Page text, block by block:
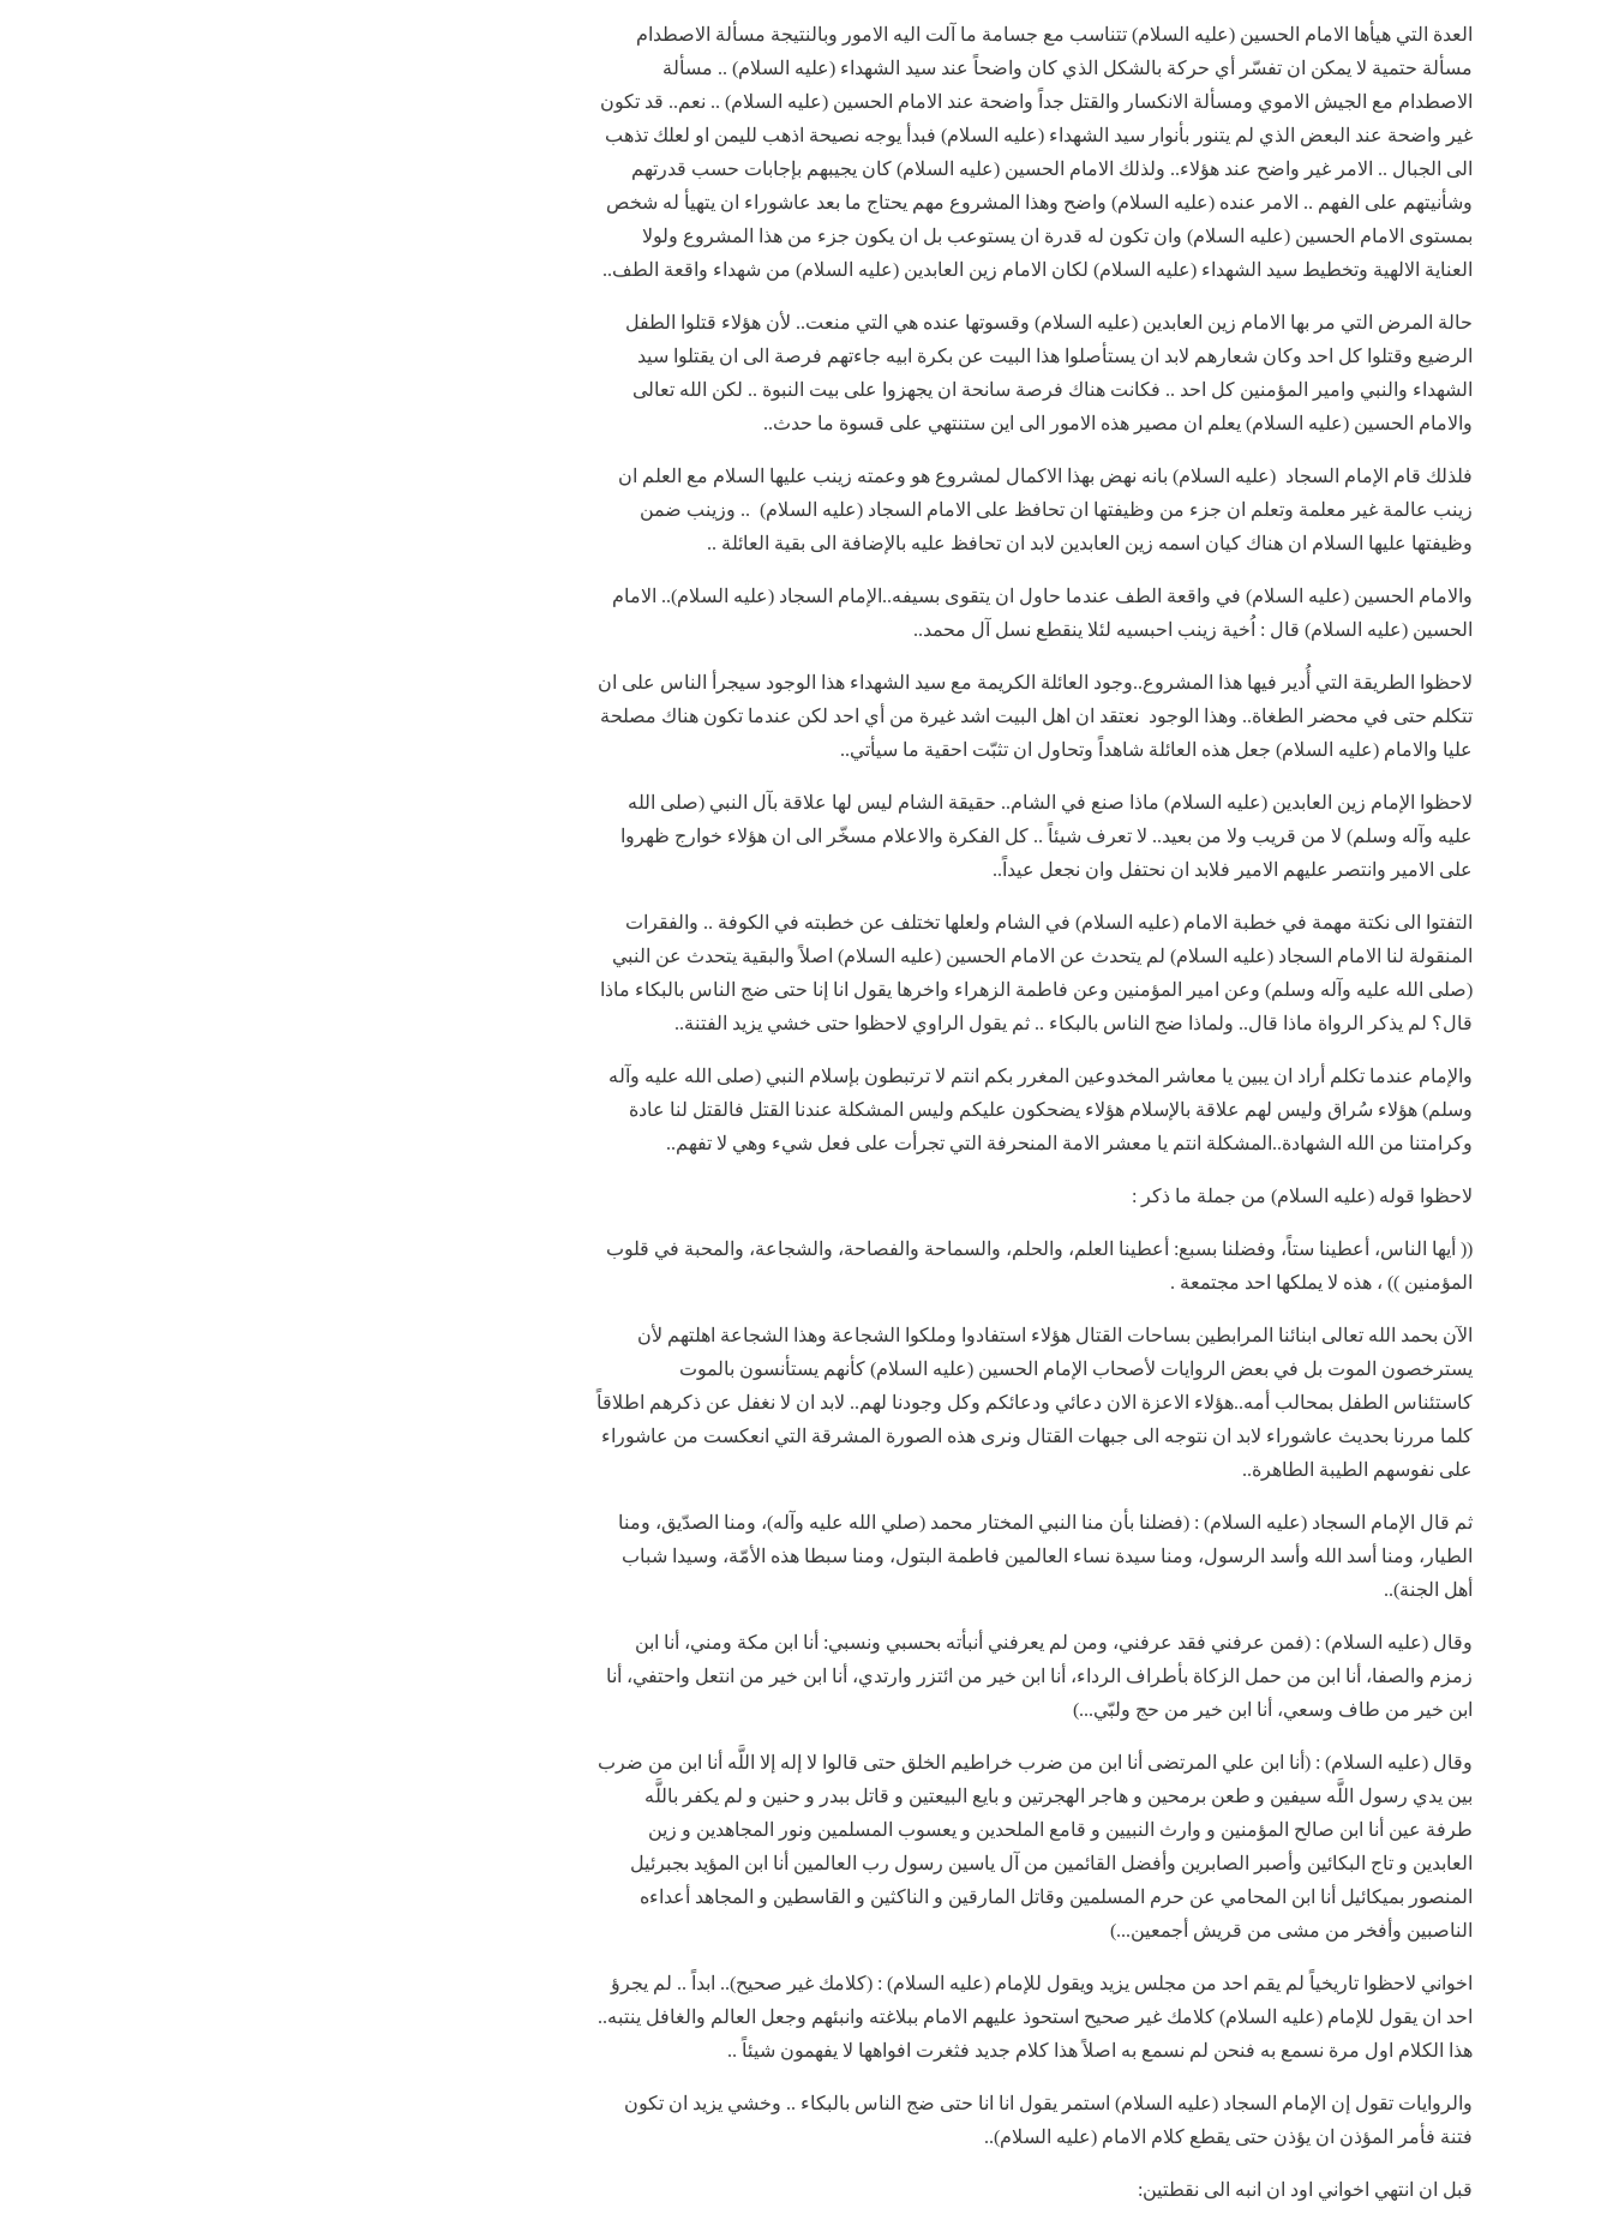
العدة التي هيأها الامام الحسين (عليه السلام) تتناسب مع جسامة ما آلت اليه الامور وبالنتيجة مسألة الاصطدام
مسألة حتمية لا يمكن ان تفسّر أي حركة بالشكل الذي كان واضحاً عند سيد الشهداء (عليه السلام) .. مسألة
الاصطدام مع الجيش الاموي ومسألة الانكسار والقتل جداً واضحة عند الامام الحسين (عليه السلام) .. نعم.. قد تكون
غير واضحة عند البعض الذي لم يتنور بأنوار سيد الشهداء (عليه السلام) فبدأ يوجه نصيحة اذهب لليمن او لعلك تذهب
الى الجبال .. الامر غير واضح عند هؤلاء.. ولذلك الامام الحسين (عليه السلام) كان يجيبهم بإجابات حسب قدرتهم
وشأنيتهم على الفهم .. الامر عنده (عليه السلام) واضح وهذا المشروع مهم يحتاج ما بعد عاشوراء ان يتهيأ له شخص
بمستوى الامام الحسين (عليه السلام) وان تكون له قدرة ان يستوعب بل ان يكون جزء من هذا المشروع ولولا
العناية الالهية وتخطيط سيد الشهداء (عليه السلام) لكان الامام زين العابدين (عليه السلام) من شهداء واقعة الطف..
حالة المرض التي مر بها الامام زين العابدين (عليه السلام) وقسوتها عنده هي التي منعت.. لأن هؤلاء قتلوا الطفل
الرضيع وقتلوا كل احد وكان شعارهم لابد ان يستأصلوا هذا البيت عن بكرة ابيه جاءتهم فرصة الى ان يقتلوا سيد
الشهداء والنبي وامير المؤمنين كل احد .. فكانت هناك فرصة سانحة ان يجهزوا على بيت النبوة .. لكن الله تعالى
والامام الحسين (عليه السلام) يعلم ان مصير هذه الامور الى اين ستنتهي على قسوة ما حدث..
فلذلك قام الإمام السجاد (عليه السلام) بانه نهض بهذا الاكمال لمشروع هو وعمته زينب عليها السلام مع العلم ان
زينب عالمة غير معلمة وتعلم ان جزء من وظيفتها ان تحافظ على الامام السجاد (عليه السلام) .. وزينب ضمن
وظيفتها عليها السلام ان هناك كيان اسمه زين العابدين لابد ان تحافظ عليه بالإضافة الى بقية العائلة ..
والامام الحسين (عليه السلام) في واقعة الطف عندما حاول ان يتقوى بسيفه..الإمام السجاد (عليه السلام).. الامام
الحسين (عليه السلام) قال : اُخية زينب احبسيه لئلا ينقطع نسل آل محمد..
لاحظوا الطريقة التي أُدير فيها هذا المشروع..وجود العائلة الكريمة مع سيد الشهداء هذا الوجود سيجرأ الناس على ان
تتكلم حتى في محضر الطغاة.. وهذا الوجود نعتقد ان اهل البيت اشد غيرة من أي احد لكن عندما تكون هناك مصلحة
عليا والامام (عليه السلام) جعل هذه العائلة شاهداً وتحاول ان تثبّت احقية ما سيأتي..
لاحظوا الإمام زين العابدين (عليه السلام) ماذا صنع في الشام.. حقيقة الشام ليس لها علاقة بآل النبي (صلى الله
عليه وآله وسلم) لا من قريب ولا من بعيد.. لا تعرف شيئاً .. كل الفكرة والاعلام مسخّر الى ان هؤلاء خوارج ظهروا
على الامير وانتصر عليهم الامير فلابد ان نحتفل وان نجعل عيداً..
التفتوا الى نكتة مهمة في خطبة الامام (عليه السلام) في الشام ولعلها تختلف عن خطبته في الكوفة .. والفقرات
المنقولة لنا الامام السجاد (عليه السلام) لم يتحدث عن الامام الحسين (عليه السلام) اصلاً والبقية يتحدث عن النبي
(صلى الله عليه وآله وسلم) وعن امير المؤمنين وعن فاطمة الزهراء واخرها يقول انا إنا حتى ضج الناس بالبكاء ماذا
قال؟ لم يذكر الرواة ماذا قال.. ولماذا ضج الناس بالبكاء .. ثم يقول الراوي لاحظوا حتى خشي يزيد الفتنة..
والإمام عندما تكلم أراد ان يبين يا معاشر المخدوعين المغرر بكم انتم لا ترتبطون بإسلام النبي (صلى الله عليه وآله
وسلم) هؤلاء سُراق وليس لهم علاقة بالإسلام هؤلاء يضحكون عليكم وليس المشكلة عندنا القتل فالقتل لنا عادة
وكرامتنا من الله الشهادة..المشكلة انتم يا معشر الامة المنحرفة التي تجرأت على فعل شيء وهي لا تفهم..
لاحظوا قوله (عليه السلام) من جملة ما ذكر :
(( أيها الناس، أعطينا ستاً، وفضلنا بسبع: أعطينا العلم، والحلم، والسماحة والفصاحة، والشجاعة، والمحبة في قلوب
المؤمنين )) ، هذه لا يملكها احد مجتمعة .
الآن بحمد الله تعالى ابنائنا المرابطين بساحات القتال هؤلاء استفادوا وملكوا الشجاعة وهذا الشجاعة اهلتهم لأن
يسترخصون الموت بل في بعض الروايات لأصحاب الإمام الحسين (عليه السلام) كأنهم يستأنسون بالموت
كاستئناس الطفل بمحالب أمه..هؤلاء الاعزة الان دعائي ودعائكم وكل وجودنا لهم.. لابد ان لا نغفل عن ذكرهم اطلاقاً
كلما مررنا بحديث عاشوراء لابد ان نتوجه الى جبهات القتال ونرى هذه الصورة المشرقة التي انعكست من عاشوراء
على نفوسهم الطيبة الطاهرة..
ثم قال الإمام السجاد (عليه السلام) : (فضلنا بأن منا النبي المختار محمد (صلي الله عليه وآله)، ومنا الصدّيق، ومنا
الطيار، ومنا أسد الله وأسد الرسول، ومنا سيدة نساء العالمين فاطمة البتول، ومنا سبطا هذه الأمّة، وسيدا شباب
أهل الجنة)..
وقال (عليه السلام) : (فمن عرفني فقد عرفني، ومن لم يعرفني أنبأته بحسبي ونسبي: أنا ابن مکة ومني، أنا ابن
زمزم والصفا، أنا ابن ‌من‌ حمل الزکاة بأطراف الرداء، أنا ابن خير ‌من‌ ائتزر وارتدي، أنا ابن خير ‌من‌ انتعل واحتفي، أنا
ابن خير ‌من‌ طاف وسعي، أنا ابن خير ‌من‌ ‌حج‌ ولبّي...)
وقال (عليه السلام) : (أنا ابن علي المرتضى أنا ابن ‏من ضرب خراطيم الخلق حتى قالوا لا إله إلا اللَّه أنا ابن من ضرب
بين ‏يدي رسول اللَّه سيفين و طعن برمحين و هاجر الهجرتين و بايع ‏البيعتين و قاتل ببدر و حنين و لم يكفر باللَّه
طرفة عين أنا ابن صالح ‏المؤمنين و وارث النبيين و قامع الملحدين و يعسوب المسلمين ونور المجاهدين و زين
العابدين و تاج البكائين وأصبر الصابرين وأفضل القائمين من آل ياسين رسول رب العالمين أنا ابن المؤيد بجبرئيل
المنصور بميكائيل أنا ابن المحامي عن حرم المسلمين وقاتل المارقين و الناكثين و القاسطين و المجاهد أعداءه
الناصبين وأفخر من مشى من قريش أجمعين...)
اخواني لاحظوا تاريخياً لم يقم احد من مجلس يزيد ويقول للإمام (عليه السلام) : (كلامك غير صحيح).. ابداً .. لم يجرؤ
احد ان يقول للإمام (عليه السلام) كلامك غير صحيح استحوذ عليهم الامام ببلاغته وانبئهم وجعل العالم والغافل ينتبه..
هذا الكلام اول مرة نسمع به فنحن لم نسمع به اصلاً هذا كلام جديد فثغرت افواهها لا يفهمون شيئاً ..
والروايات تقول إن الإمام السجاد (عليه السلام) استمر يقول انا انا حتى ضج الناس بالبكاء .. وخشي يزيد ان تكون
فتنة فأمر المؤذن ان يؤذن حتى يقطع كلام الامام (عليه السلام)..
قبل ان انتهي اخواني اود ان انبه الى نقطتين: